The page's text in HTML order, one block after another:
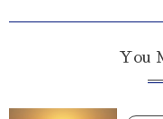
You